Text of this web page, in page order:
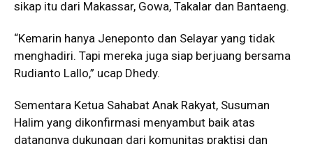
sikap itu dari Makassar, Gowa, Takalar dan Bantaeng.
“Kemarin hanya Jeneponto dan Selayar yang tidak
menghadiri. Tapi mereka juga siap berjuang bersama
Rudianto Lallo,” ucap Dhedy.
Sementara Ketua Sahabat Anak Rakyat, Susuman
Halim yang dikonfirmasi menyambut baik atas
datangnya dukungan dari komunitas praktisi dan